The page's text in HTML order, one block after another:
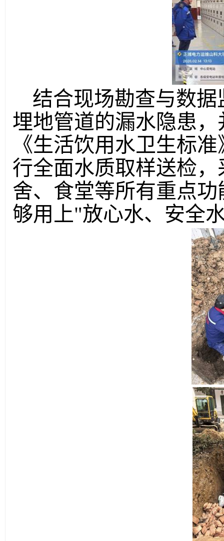
结合现场勘查与数
埋地管道的漏水隐患
《生活饮用水卫生标
行全面水质取样送检
舍、食堂等所有重点
够用上"放心水、安全